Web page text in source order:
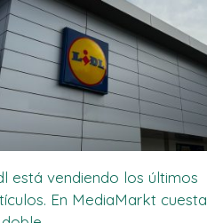
está vendiendo los últimos
En MediaMarkt cuesta